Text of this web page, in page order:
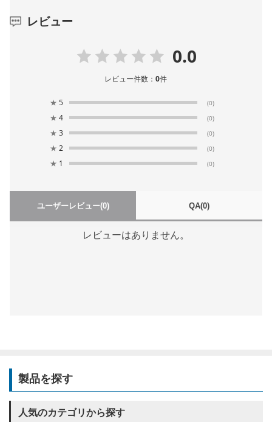
レビュー
0.0
レビュー件数：0件
★ 5 (0)
★ 4 (0)
★ 3 (0)
★ 2 (0)
★ 1 (0)
ユーザーレビュー(0) QA(0)
レビューはありません。
製品を探す
人気のカテゴリから探す